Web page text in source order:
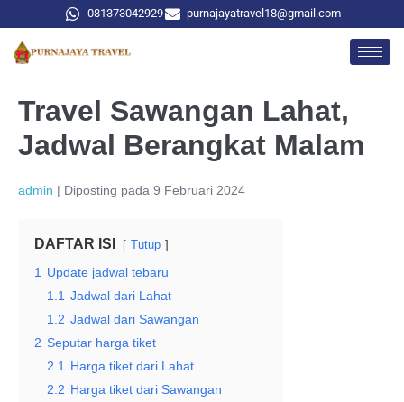
081373042929 purnajayatravel18@gmail.com
Travel Sawangan Lahat,
Jadwal Berangkat Malam
admin | Diposting pada 9 Februari 2024
DAFTAR ISI Tutup
1
Update jadwal tebaru
1.1 Jadwal dari Lahat
1.2 Jadwal dari Sawangan
2 Seputar harga tiket
2.1
Harga tiket dari Lahat
2.2 Harga tiket dari Sawangan